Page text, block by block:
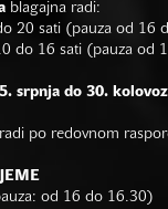
blagajna radi:
20 sati (pauza od 16
do 16 sati (pauza od
srpnja do 30.
po redovnom
od 16 do 16.30)